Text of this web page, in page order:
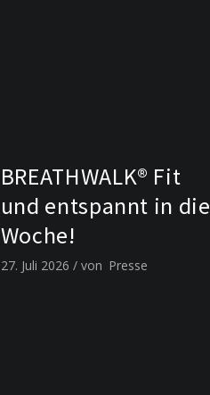
BREATHWALK® Fit
und entspannt in die
Woche!
27. Juli 2026 von Presse